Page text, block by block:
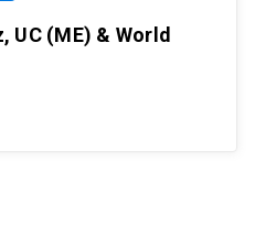
UC (ME) & World